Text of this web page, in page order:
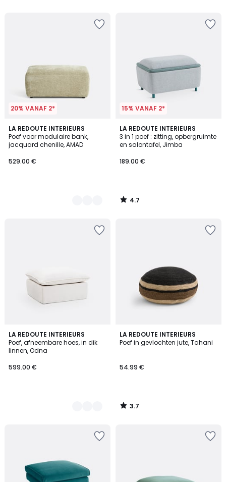
20% VANAF 2*
LA REDOUTE INTERIEURS
Poef voor modulaire bank,
jacquard chenille, AMAD
529.00 €
3
Kleuren
15% VANAF 2*
LA REDOUTE INTERIEURS
3 in 1 poef : zitting, opbergruimte
en salontafel, Jimba
189.00 €
4.7
/ 5
4.7
/
LA REDOUTE INTERIEURS
Poef, afneembare hoes, in dik
linnen, Odna
599.00 €
2
Kleuren
LA REDOUTE INTERIEURS
Poef in gevlochten jute, Tahani
54.99 €
3.7
/ 5
3.7
/